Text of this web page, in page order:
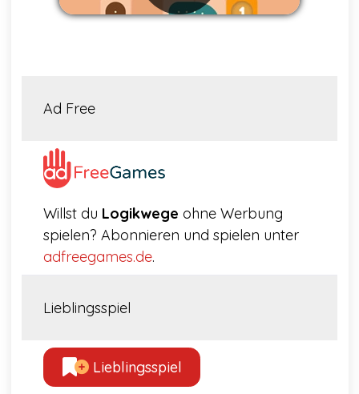
Ad Free
Willst du Logikwege ohne Werbung
spielen? Abonnieren und spielen unter
adfreegames.de.
Lieblingsspiel
Lieblingsspiel